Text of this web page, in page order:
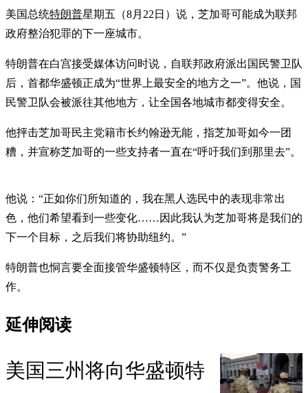
美国总统特朗普星期五（8月22日）说，芝加哥可能成为联邦
政府整治犯罪的下一座城市。
特朗普在白宫接受媒体访问时说，自联邦政府派出国民警卫队
后，首都华盛顿正成为“世界上最安全的地方之一”。他说，国
民警卫队会被派往其他地方，让全国各地城市都变得安全。
他抨击芝加哥民主党籍市长约翰逊无能，指芝加哥如今一团
糟，并宣称芝加哥的一些支持者一直在“呼吁我们到那里去”。
他说：“正如你们所知道的，我在黑人选民中的表现非常出
色，他们希望看到一些变化……因此我认为芝加哥将是我们的
下一个目标，之后我们将协助纽约。”
特朗普也恫言要全面接管华盛顿特区，而不仅是负责警务工
作。
延伸阅读
美国三州将向华盛顿特